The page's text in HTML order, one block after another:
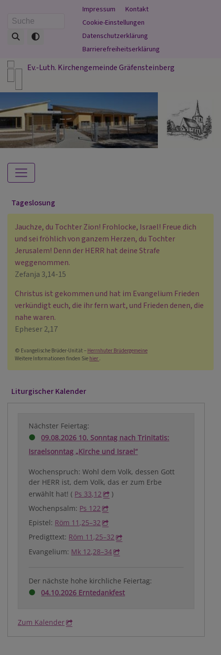
zum
Suche
Fußbereichsmenü
Impressum
Kontakt
Cookie-Einstellungen
Datenschutzerklärung
Barrierefreiheitserklärung
Ev.-Luth. Kirchengemeinde Gräfensteinberg
Hauptnavigation
Tageslosung
Jauchze, du Tochter Zion! Frohlocke, Israel! Freue dich
und sei fröhlich von ganzem Herzen, du Tochter
Jerusalem! Denn der HERR hat deine Strafe
weggenommen.
Zefanja 3,14-15
Christus ist gekommen und hat im Evangelium Frieden
verkündigt euch, die ihr fern wart, und Frieden denen, die
nahe waren.
Epheser 2,17
© Evangelische Brüder-Unität – Herrnhuter Brüdergemeine
Weitere Informationen finden Sie hier .
Liturgischer Kalender
Nächster Feiertag:
09.08.2026 10. Sonntag nach Trinitatis:
Israelsonntag „Kirche und Israel“
Wochenspruch: Wohl dem Volk, dessen Gott
der HERR ist, dem Volk, das er zum Erbe
erwählt hat! ( Ps 33,12
)
Wochenpsalm: Ps 122
Epistel: Röm 11,25–32
Predigttext: Röm 11,25–32
Evangelium: Mk 12,28–34
Der nächste hohe kirchliche Feiertag:
04.10.2026 Erntedankfest
Zum Kalender